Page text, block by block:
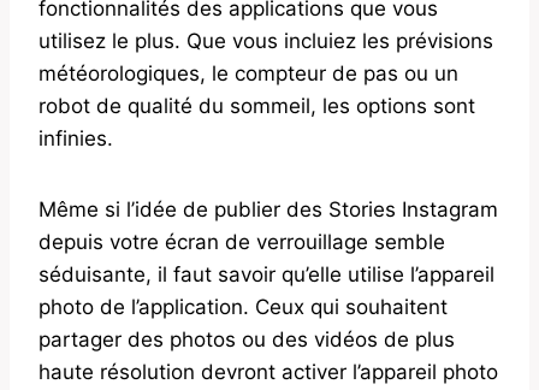
fonctionnalités des applications que vous
utilisez le plus. Que vous incluiez les prévisions
météorologiques, le compteur de pas ou un
robot de qualité du sommeil, les options sont
infinies.
Même si l’idée de publier des Stories Instagram
depuis votre écran de verrouillage semble
séduisante, il faut savoir qu’elle utilise l’appareil
photo de l’application. Ceux qui souhaitent
partager des photos ou des vidéos de plus
haute résolution devront activer l’appareil photo